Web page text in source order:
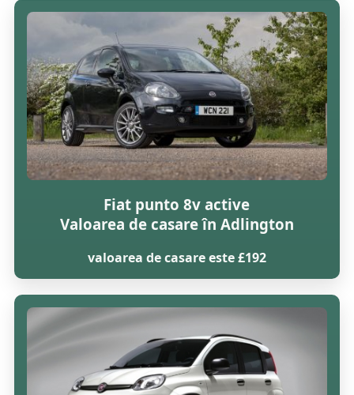
Fiat punto 8v active
Valoarea de casare în Adlington
valoarea de casare este £192